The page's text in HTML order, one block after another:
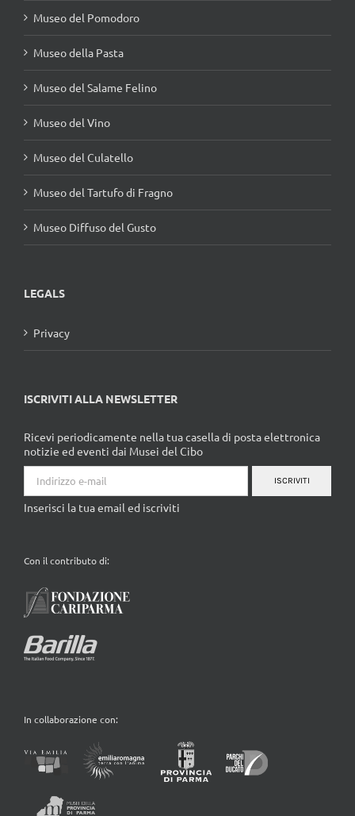
Museo del Pomodoro
Museo della Pasta
Museo del Salame Felino
Museo del Vino
Museo del Culatello
Museo del Tartufo di Fragno
Museo Diffuso del Gusto
LEGALS
Privacy
ISCRIVITI ALLA NEWSLETTER
Ricevi periodicamente nella tua casella di posta elettronica
notizie ed eventi dai Musei del Cibo
ISCRIVITI
Inserisci la tua email ed iscriviti
Con il contributo di:
In collaborazione con: